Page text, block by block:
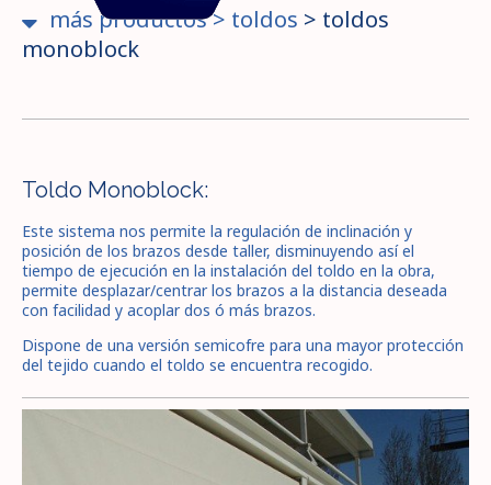
más productos> toldos > toldos
monoblock
Toldo Monoblock:
Este sistema nos permite la regulación de inclinación y
posición de los brazos desde taller, disminuyendo así el
tiempo de ejecución en la instalación del toldo en la obra,
permite desplazar/centrar los brazos a la distancia deseada
con facilidad y acoplar dos ó más brazos.
Dispone de una versión semicofre para una mayor protección
del tejido cuando el toldo se encuentra recogido.